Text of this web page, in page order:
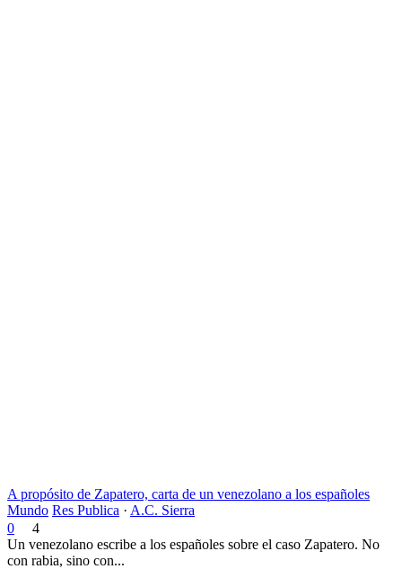
A propósito de Zapatero, carta de un venezolano a los españoles
Mundo Res Publica · A.C. Sierra
0
4
Un venezolano escribe a los españoles sobre el caso Zapatero. No
con rabia, sino con...